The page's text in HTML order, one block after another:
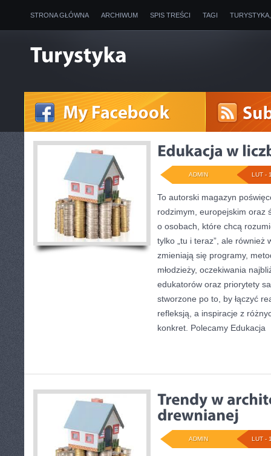
STRONA GŁÓWNA ARCHIWUM SPIS TREŚCI TAGI
LUT -
ADMIN
To autorski magazyn
rodzimym, europejskim oraz
o osobach, które chcą
tylko „tu i teraz”, ale również
zmieniają się programy,
młodzieży, oczekiwania
edukatorów oraz priorytety
stworzone po to, by łączyć
refleksją, a inspiracje z
konkret. Polecamy Edukacja
LUT -
ADMIN